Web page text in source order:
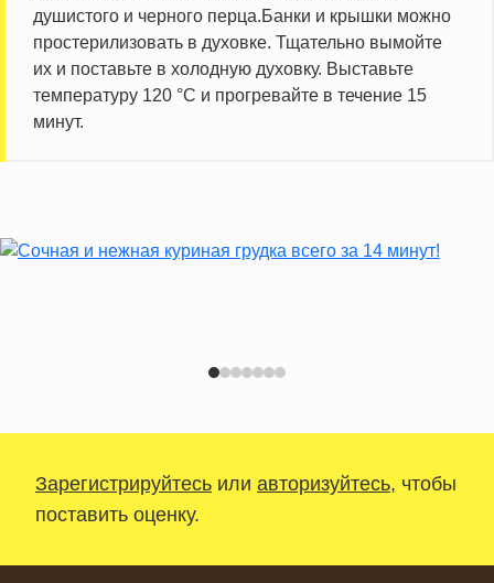
душистого и черного перца.Банки и крышки можно
простерилизовать в духовке. Тщательно вымойте
их и поставьте в холодную духовку. Выставьте
температуру 120 °C и прогревайте в течение 15
минут.
Зарегистрируйтесь или авторизуйтесь, чтобы
поставить оценку.